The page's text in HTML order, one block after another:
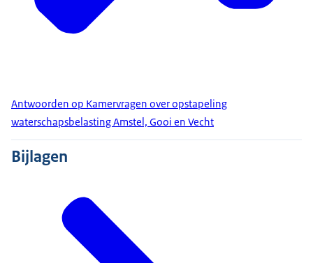
Antwoorden op Kamervragen over opstapeling
waterschapsbelasting Amstel, Gooi en Vecht
Bijlagen